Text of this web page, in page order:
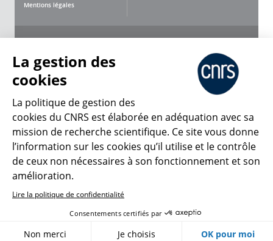
Mentions légales
CNRS Le Mag
© 2026, CNRS
Créer un compte Se connecter
Gestion des cookies
La gestion des
cookies
La politique de gestion des
cookies du CNRS est élaborée en adéquation avec sa
mission de recherche scientifique. Ce site vous donne
l’information sur les cookies qu’il utilise et le contrôle
de ceux non nécessaires à son fonctionnement et son
amélioration.
Lire la politique de confidentialité
Consentements certifiés par
Non merci Je choisis OK pour moi